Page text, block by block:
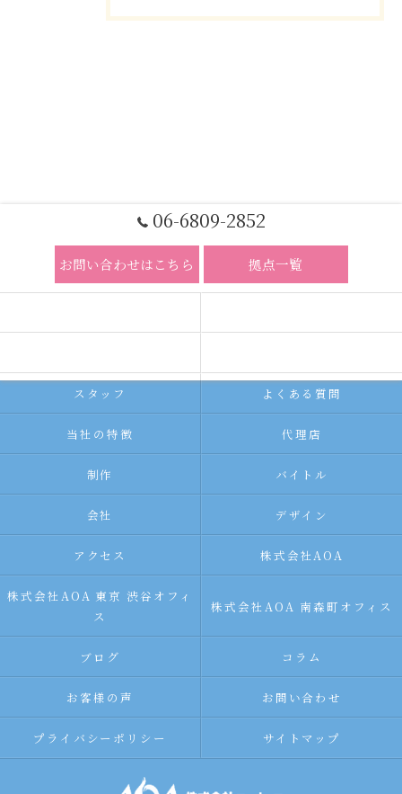
06-6809-2852
お問い合わせはこちら 拠点一覧
スタッフ よくある質問
当社の特徴 代理店
制作 バイトル
会社 デザイン
アクセス 株式会社AOA
株式会社AOA 東京 渋谷オフィ
ス
株式会社AOA 南森町オフィス
ブログ コラム
お客様の声 お問い合わせ
プライバシーポリシー サイトマップ